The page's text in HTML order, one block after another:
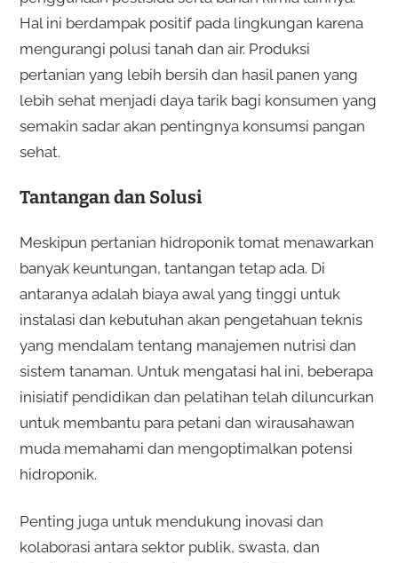
Hal ini berdampak positif pada lingkungan karena
mengurangi polusi tanah dan air. Produksi
pertanian yang lebih bersih dan hasil panen yang
lebih sehat menjadi daya tarik bagi konsumen yang
semakin sadar akan pentingnya konsumsi pangan
sehat.
Tantangan dan Solusi
Meskipun pertanian hidroponik tomat menawarkan
banyak keuntungan, tantangan tetap ada. Di
antaranya adalah biaya awal yang tinggi untuk
instalasi dan kebutuhan akan pengetahuan teknis
yang mendalam tentang manajemen nutrisi dan
sistem tanaman. Untuk mengatasi hal ini, beberapa
inisiatif pendidikan dan pelatihan telah diluncurkan
untuk membantu para petani dan wirausahawan
muda memahami dan mengoptimalkan potensi
hidroponik.
Penting juga untuk mendukung inovasi dan
kolaborasi antara sektor publik, swasta, dan